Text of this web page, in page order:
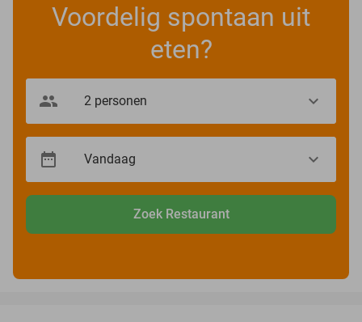
Voordelig spontaan uit
eten?
Zoek Restaurant